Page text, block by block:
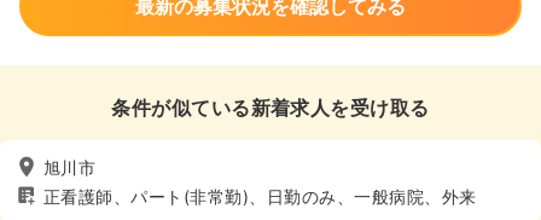
最新の募集状況を確認してみる
条件が似ている新着求人を受け取る
旭川市
正看護師、パート(非常勤)、日勤のみ、一般病院、外来